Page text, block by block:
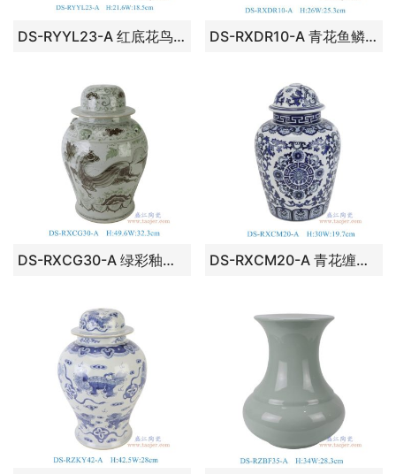
DS-RYYL23-A 红底花鸟纹盖罐灯具 DS-RXDR10-A 青花鱼鳞纹缠枝莲盖罐灯具
DS-RXCG30-A 绿彩釉里红奔马纹将军罐灯具 DS-RXCM20-A 青花缠枝莲将军罐灯具